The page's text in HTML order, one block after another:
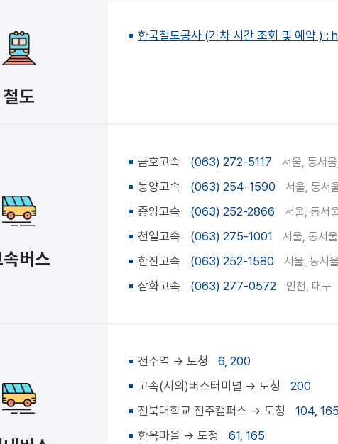
철도
한국철도공사 (기차 시간 조회 및 예약
버스
금호고속 (063) 272-5117 서울, 동서
동양고속 (063) 254-1590 서울, 동서
중앙고속 (063) 252-2866 서울, 동서
천일고속 (063) 275-1001 서울, 동서
한진고속 (063) 252-1580 서울, 동서
삼화고속 (063) 277-0572 인천, 대구
전주역 → 도청
6, 200
고속(시외)버스터미널 → 도청
200
전북대학교 전주캠퍼스 → 도청
104,
한옥마을 → 도청
61, 165